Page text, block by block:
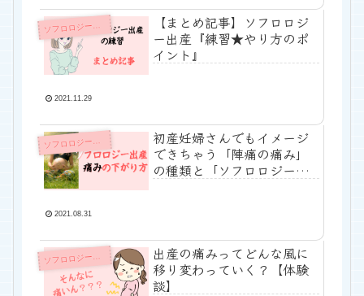
ソフロロジー出産 練習のやり方
【まとめ記事】ソフロロジ
ー出産『練習★やり方のポ
イント』
2021.11.29
ソフロロジー出産 陣痛の痛み『逃がし方』
初産妊婦さんでもイメージ
できちゃう「陣痛の痛み」
の種類と「ソフロロジー出
2021.08.31
ソ フロロジー出産 陣痛の痛み『逃がし方』
出産の痛みってどんな風に
移り変わっていく？【体験
談】